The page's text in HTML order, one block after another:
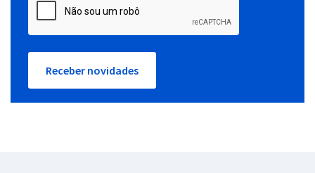
Receber novidades